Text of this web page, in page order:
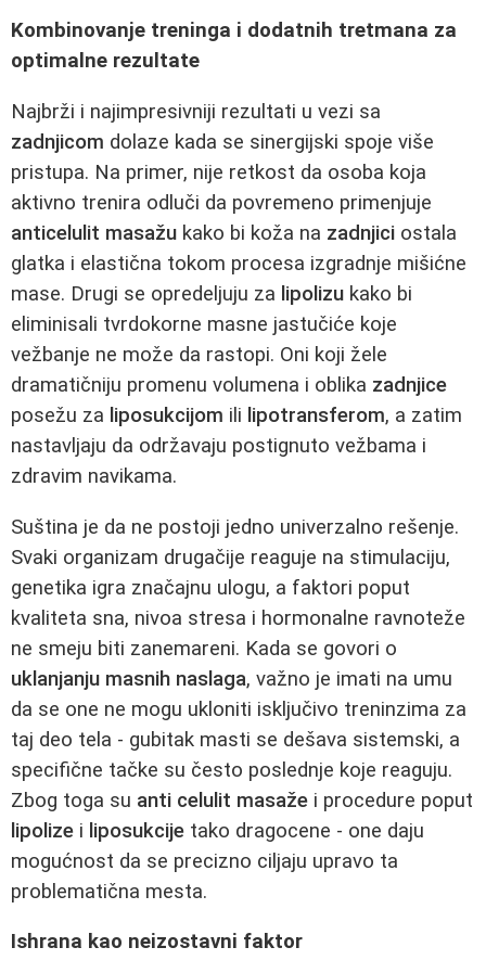
Kombinovanje treninga i dodatnih tretmana za
optimalne rezultate
Najbrži i najimpresivniji rezultati u vezi sa
zadnjicom dolaze kada se sinergijski spoje više
pristupa. Na primer, nije retkost da osoba koja
aktivno trenira odluči da povremeno primenjuje
anticelulit masažu kako bi koža na zadnjici ostala
glatka i elastična tokom procesa izgradnje mišićne
mase. Drugi se opredeljuju za lipolizu kako bi
eliminisali tvrdokorne masne jastučiće koje
vežbanje ne može da rastopi. Oni koji žele
dramatičniju promenu volumena i oblika zadnjice
posežu za liposukcijom ili lipotransferom, a zatim
nastavljaju da održavaju postignuto vežbama i
zdravim navikama.
Suština je da ne postoji jedno univerzalno rešenje.
Svaki organizam drugačije reaguje na stimulaciju,
genetika igra značajnu ulogu, a faktori poput
kvaliteta sna, nivoa stresa i hormonalne ravnoteže
ne smeju biti zanemareni. Kada se govori o
uklanjanju masnih naslaga, važno je imati na umu
da se one ne mogu ukloniti isključivo treninzima za
taj deo tela - gubitak masti se dešava sistemski, a
specifične tačke su često poslednje koje reaguju.
Zbog toga su anti celulit masaže i procedure poput
lipolize i liposukcije tako dragocene - one daju
mogućnost da se precizno ciljaju upravo ta
problematična mesta.
Ishrana kao neizostavni faktor